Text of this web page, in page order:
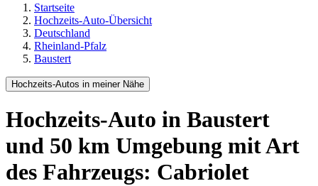
Startseite
Hochzeits-Auto-Übersicht
Deutschland
Rheinland-Pfalz
Baustert
Hochzeits-Autos in meiner Nähe
Hochzeits-Auto in Baustert
und 50 km Umgebung mit Art
des Fahrzeugs: Cabriolet